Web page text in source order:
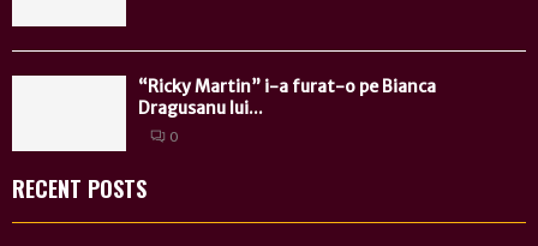
“Ricky Martin” i-a furat-o pe Bianca
Dragusanu lui...
0
RECENT POSTS